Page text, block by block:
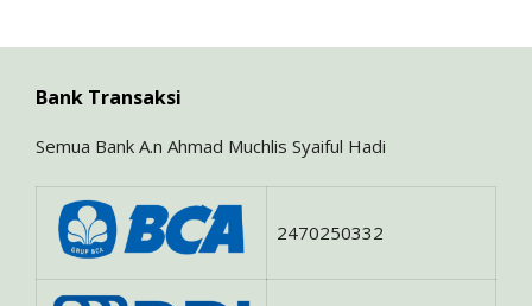
Bank Transaksi
Semua Bank A.n Ahmad Muchlis Syaiful Hadi
2470250332